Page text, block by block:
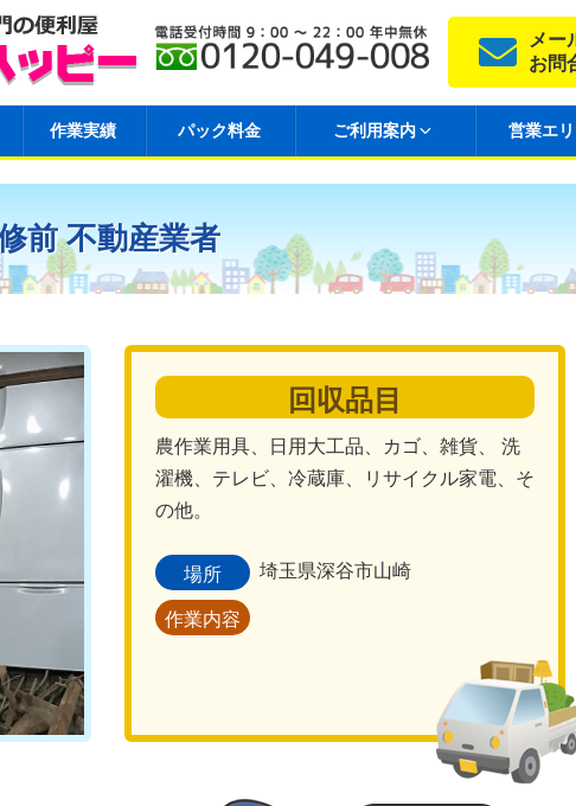
メー
お問
作業実績 パック料金 ご利用案内 営業エ
前 不動産業者
回収品目
農作業用具、日用大工品、カゴ、雑貨、 洗
濯機、テレビ、冷蔵庫、リサイクル家電、そ
の他。
場所 埼玉県深谷市山崎
作業内容